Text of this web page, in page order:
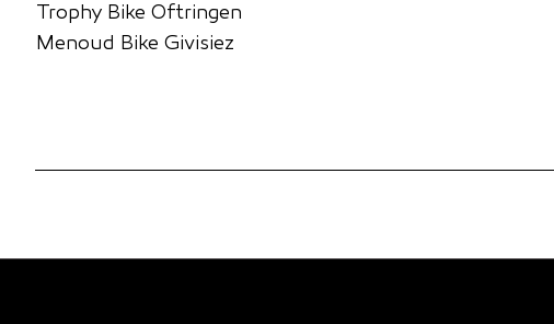
Trophy Bike Oftringen
Menoud Bike Givisiez